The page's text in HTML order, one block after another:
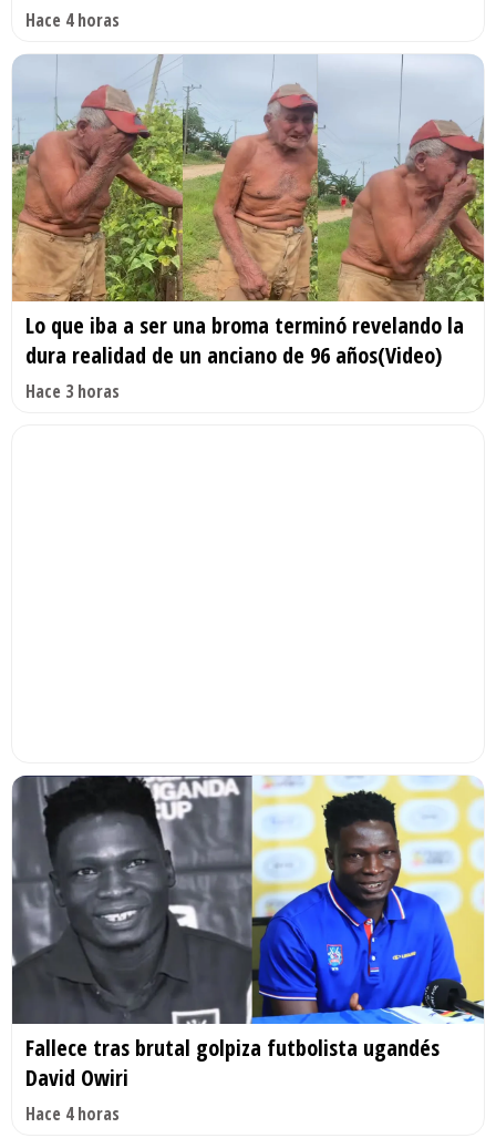
Hace 4 horas
Lo que iba a ser una broma terminó revelando la
dura realidad de un anciano de 96 años(Video)
Hace 3 horas
Fallece tras brutal golpiza futbolista ugandés
David Owiri
Hace 4 horas